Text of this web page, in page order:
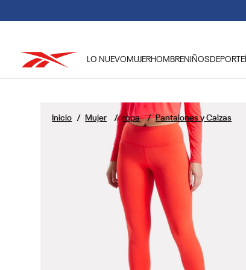
LO NUEVO MUJERHOMBRENIÑOSDEPORTE
Mujer ropa Pantalones y Calzas
1.
reebok classic mujer
2.
club c
reebok hombre
4.
training
polerón
chaqueta
nano 4